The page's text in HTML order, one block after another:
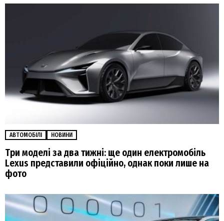
АВТОМОБІЛІ НОВИНИ
Три моделі за два тижні: ще один електромобіль
Lexus представили офіційно, однак поки лише на
фото